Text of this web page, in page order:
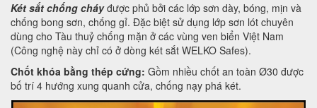
Két sắt chống cháyđược phủ bởi các lớp sơn dày, bóng, mịn và
chống bong sơn, chống gỉ. Đặc biệt sử dụng lớp sơn lót chuyên
dùng cho Tàu thuỷ chống mặn ở các vùng ven biển Việt Nam
(Công nghệ này chỉ có ở dòng két sắt WELKO Safes).
Chốt khóa bằng thép cứng: Gồm nhiều chốt an toàn Ø30 được
bố trí 4 hướng xung quanh cửa, chống nạy phá két.